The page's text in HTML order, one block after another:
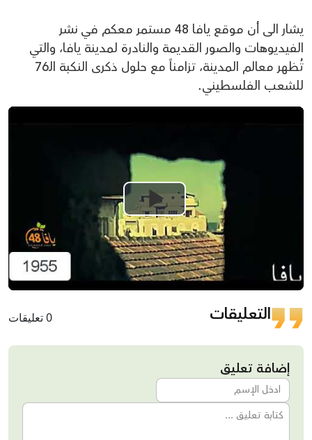
يشار الى أن موقع يافا 48 مستمر معكم في نشر
الفيديوهات والصور القديمة والنادرة لمدينة يافا، والتي
تُظهر معالم المدينة، تزامناً مع حلول ذكرى النكبة الـ76
للشعب الفلسطيني.
Play
Video
التعليقات 0 تعليقات
إضافة تعليق